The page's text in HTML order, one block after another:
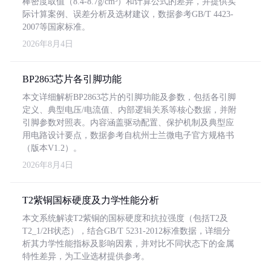
际计算案例、误差分析及选材建议，数据参考GB/T 4423-
2007等国家标准。
2026年8月4日
BP2863芯片各引脚功能
本文详细解析BP2863芯片的引脚功能及参数，包括各引脚
定义、典型电压/电流值、内部逻辑关系等核心数据，并附
引脚参数对照表。内容涵盖驱动配置、保护机制及典型应
用电路设计要点，数据参考自杭州士兰微电子官方规格书
（版本V1.2）。
2026年8月4日
T2紫铜国标硬度及力学性能分析
本文系统解读T2紫铜的国标硬度和抗拉强度（包括T2及
T2_1/2H状态），结合GB/T 5231-2012标准数据，详细分
析其力学性能指标及影响因素，并对比不同状态下的金属
特性差异，为工业选材提供参考。